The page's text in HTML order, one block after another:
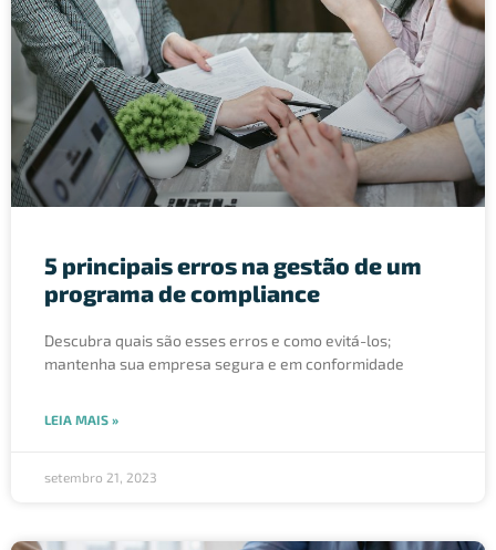
5 principais erros na gestão de um
programa de compliance
Descubra quais são esses erros e como evitá-los;
mantenha sua empresa segura e em conformidade
LEIA MAIS »
setembro 21, 2023